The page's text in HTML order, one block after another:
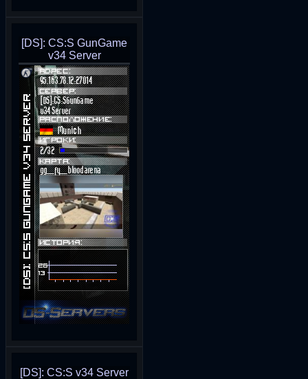
[DS]: CS:S GunGame
v34 Server
[DS]: CS:S v34 Server